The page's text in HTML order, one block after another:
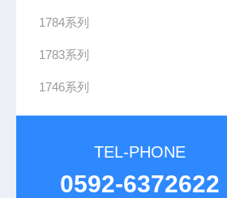
1784系列
1783系列
1746系列
TEL-PHONE
0592-6372622